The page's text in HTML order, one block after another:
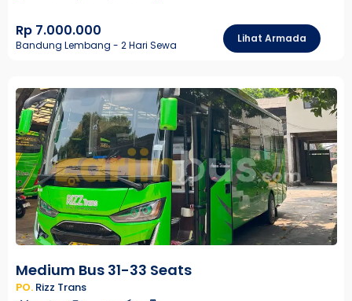
Rp 7.000.000
Bandung Lembang - 2 Hari Sewa
Lihat Armada
Medium Bus 31-33 Seats
PO. Rizz Trans